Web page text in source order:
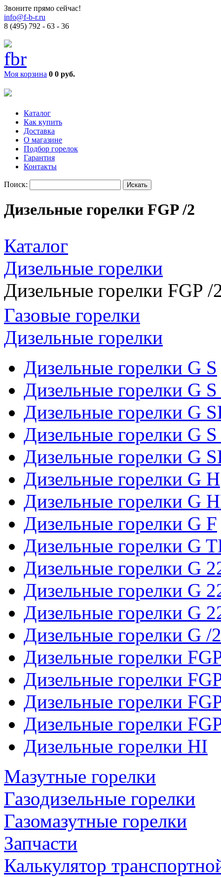
Звоните прямо сейчас!
info@f-b-r.ru
8 (495) 792 - 63 - 36
Моя корзина 0 0 руб.
Каталог
Как купить
Доставка
О магазине
Подбор горелок
Гарантия
Контакты
Поиск:
Дизельные горелки FGP /2
Каталог
Дизельные горелки
Дизельные горелки FGP /
Газовые горелки
Дизельные горелки
Дизельные горелки G S
Дизельные горелки G
Дизельные горелки G
Дизельные горелки G
Дизельные горелки G
Дизельные горелки G H
Дизельные горелки G
Дизельные горелки G F
Дизельные горелки G
Дизельные горелки G
Дизельные горелки G
Дизельные горелки G
Дизельные горелки G /2
Дизельные горелки
Дизельные горелки
Дизельные горелки
Дизельные горелки
Дизельные горелки HI
Мазутные горелки
Газодизельные горелки
Газомазутные горелки
Запчасти
Калькулятор